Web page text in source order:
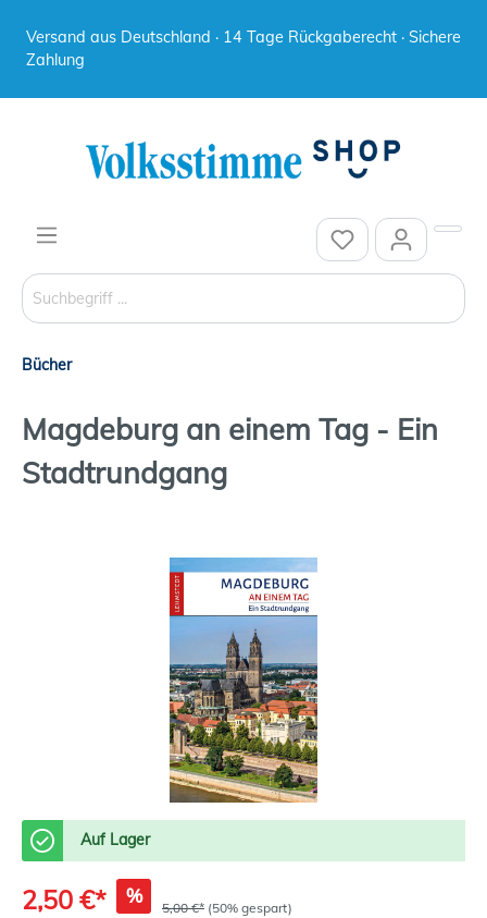
Versand aus Deutschland · 14 Tage Rückgaberecht · Sichere
Zahlung
Bücher
Magdeburg an einem Tag - Ein
Stadtrundgang
Auf Lager
2,50 €* % 5,00 €* (50% gespart)